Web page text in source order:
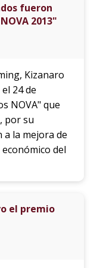
fueron
2013"
Kizanaro
24 de
NOVA" que
por su
a la mejora de
del
el premio